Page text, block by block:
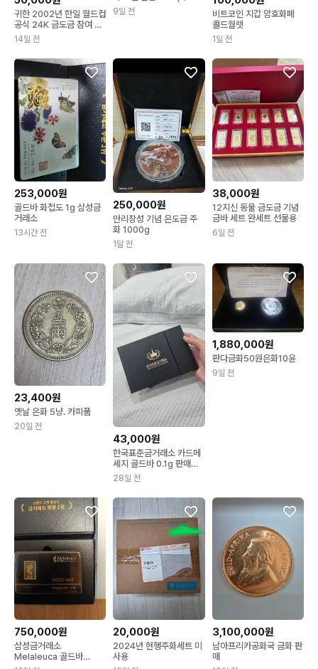
귀한 2002년 한일 월드컵
공식 24K 금도금 참여 기
장
14일 전
스)
9일 전
비트코인 지갑 암호화폐
콜드월렛
1일 전
253,000원
골드바 화접도 1g 삼성금
거래소
13시간 전
250,000원
만리장성 기념 은도금 주
화 1000g
1달 전
38,000원
12지신 동물 금도금 기념
금바 세트 완세트 선물용
6일 전
23,400원
옛날 은화 5냥. 카피품
20일 전
43,000원
한국표준금거래소 카드메
세지 골드바 0.1g 판매합
니다
28일 전
1,880,000원
판다금화50원은화10윤
9일 전
750,000원
삼성금거래소
Melaleuca 골드바
20,000원
2024년 현행주화세트 미
사용
3,100,000원
남아프리카공화국 금화 판
매